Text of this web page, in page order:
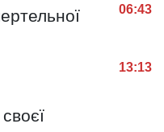
06:43
13:13